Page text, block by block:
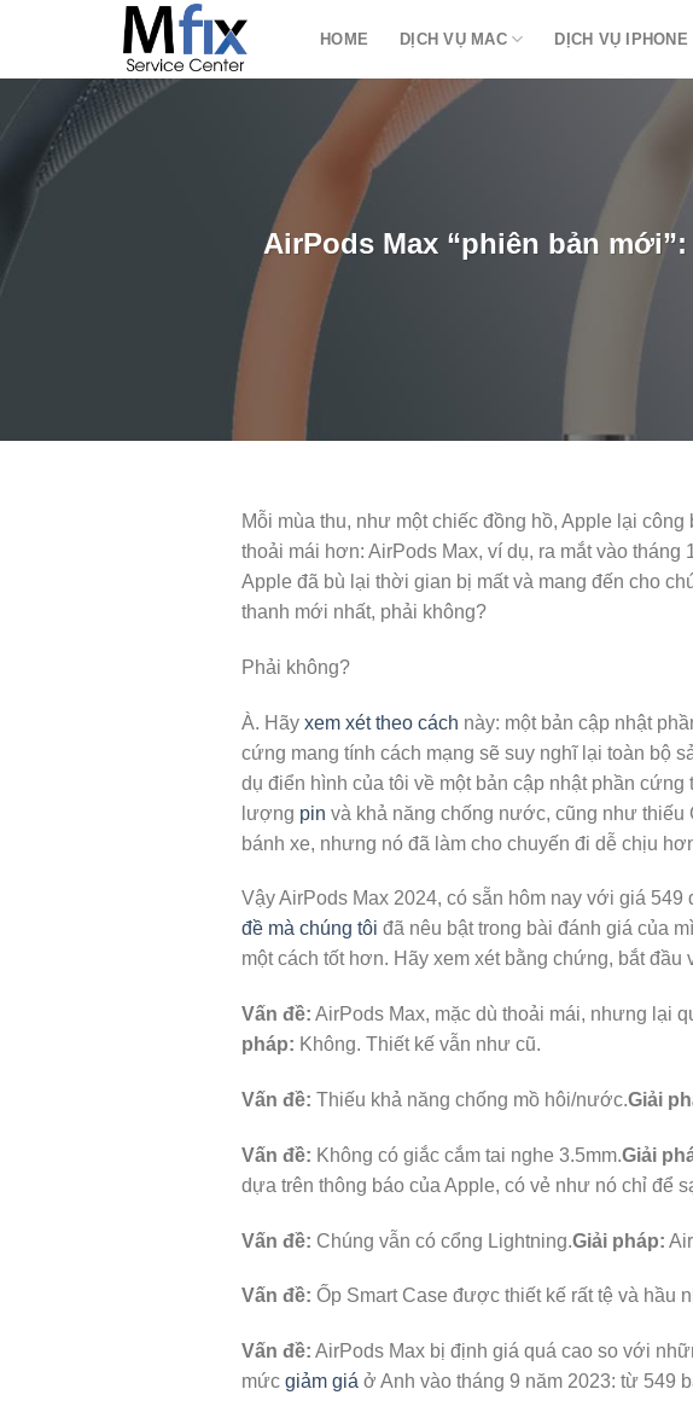
nội
HOME DỊCH VỤ MAC DỊCH VỤ IPHONE
AirPods Max “phiên bản
Mỗi mùa thu, như một chiếc đồng hồ, Apple lại
thoải mái hơn: AirPods Max, ví dụ, ra mắt vào
Apple đã bù lại thời gian bị mất và mang đến cho
thanh mới nhất, phải không?
Phải không?
À. Hãy xem xét theo cách này: một bản cập nhật
cứng mang tính cách mạng sẽ suy nghĩ lại toàn bộ
dụ điển hình của tôi về một bản cập nhật phần
lượng pin và khả năng chống nước, cũng như thiếu
bánh xe, nhưng nó đã làm cho chuyến đi dễ chịu
Vậy AirPods Max 2024, có sẵn hôm nay với giá 549
đề mà chúng tôi đã nêu bật trong bài đánh giá của
một cách tốt hơn. Hãy xem xét bằng chứng, bắt
Vấn đề: AirPods Max, mặc dù thoải mái, nhưng lại
pháp: Không. Thiết kế vẫn như cũ.
Vấn đề: Thiếu khả năng chống mồ hôi/nước.Giải
Vấn đề: Không có giắc cắm tai nghe 3.5mm.Giải
dựa trên thông báo của Apple, có vẻ như nó chỉ để
Vấn đề: Chúng vẫn có cổng Lightning.Giải pháp:
Vấn đề: Ốp Smart Case được thiết kế rất tệ và hầu
Vấn đề: AirPods Max bị định giá quá cao so với
mức giảm giá ở Anh vào tháng 9 năm 2023: từ 549